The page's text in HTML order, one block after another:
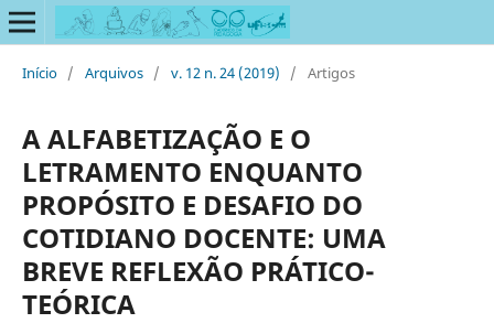
Início / Arquivos / v. 12 n. 24 (2019) / Artigos
A ALFABETIZAÇÃO E O
LETRAMENTO ENQUANTO
PROPÓSITO E DESAFIO DO
COTIDIANO DOCENTE: UMA
BREVE REFLEXÃO PRÁTICO-
TEÓRICA